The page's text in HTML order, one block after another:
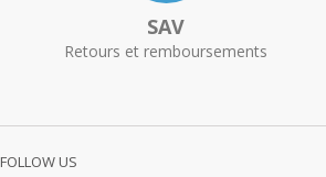
SAV
Retours et remboursements
FOLLOW US